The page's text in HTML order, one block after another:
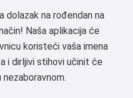
na rođendan na
Naša aplikacija će
koristeći vaša imena
i dirljivi stihovi učinit će